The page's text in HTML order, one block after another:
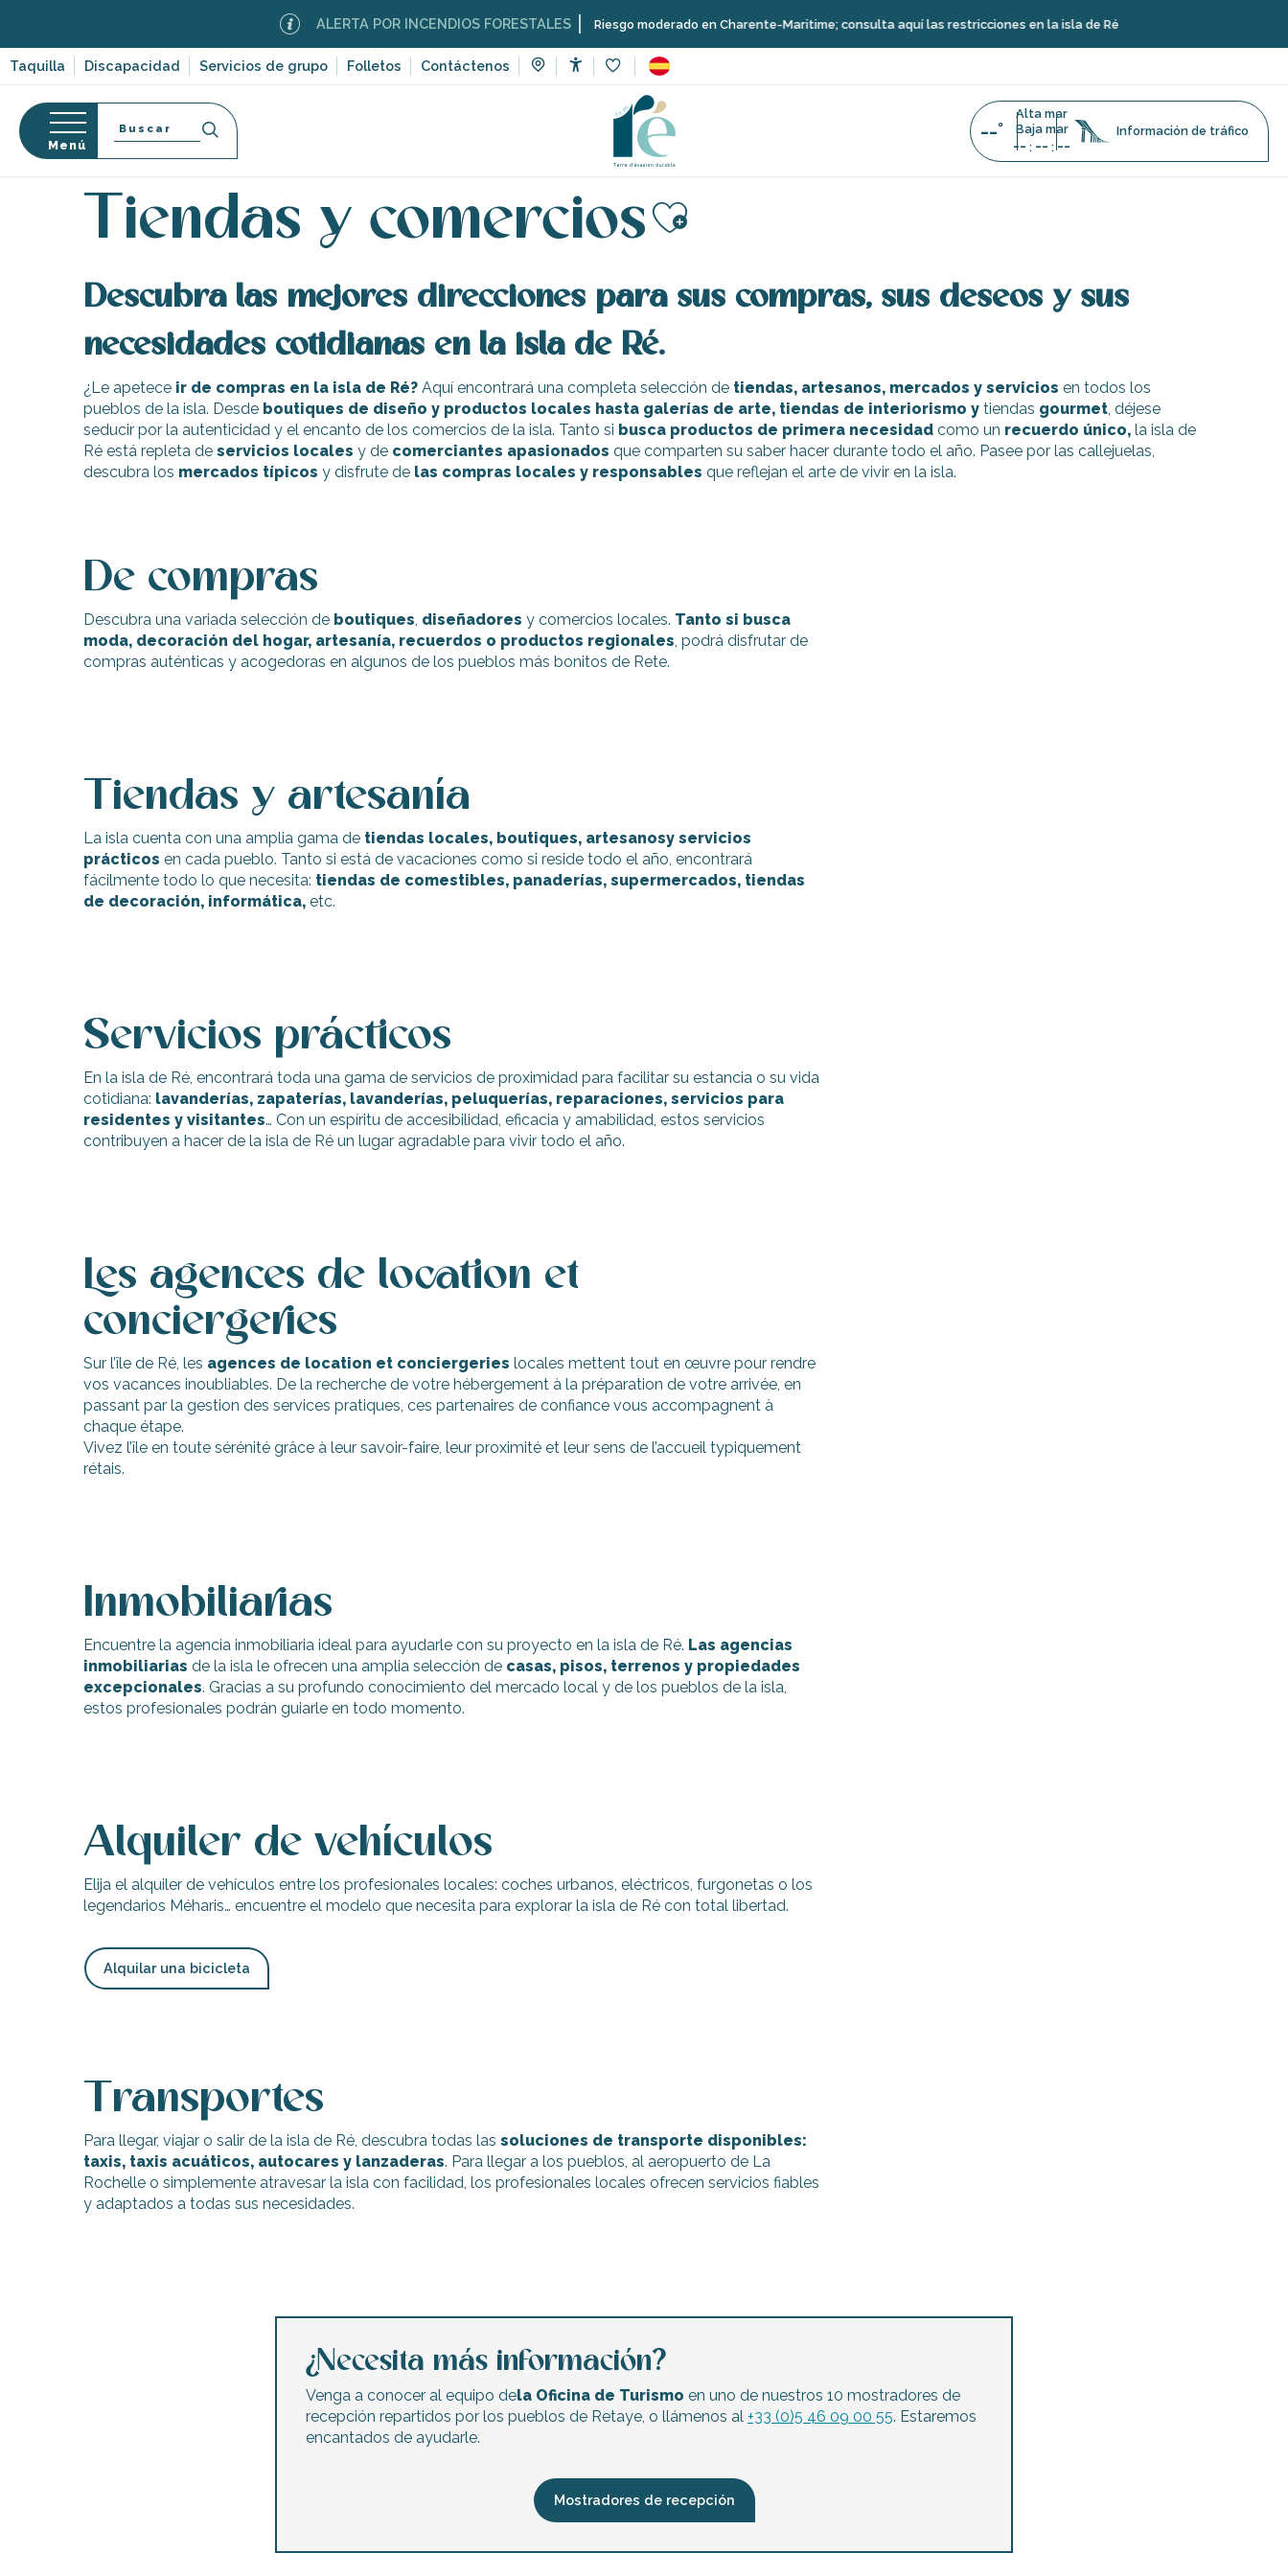
contenu
principal
Taquilla Discapacidad Servicios de grupo Folletos Contáctenos
ALERTA POR INCENDIOS FORESTALES Riesgo moderado en Charente-Maritime; consulta aquí las restricciones en la isla de Ré
sur-
Portes-en-Ré
Marie-de-Ré
Menú
Buscar --°
Alta mar
Baja mar
-- : -- : --
Información de tráfico
Página Web
Tiendas y comercios
Descubra las mejores direcciones para sus compras, sus deseos y sus
necesidades cotidianas en la isla de Ré.
¿Le apetece ir de compras en la isla de Ré? Aquí encontrará una completa selección de tiendas, artesanos, mercados y servicios en todos los
pueblos de la isla. Desde boutiques de diseño y productos locales hasta galerías de arte, tiendas de interiorismo y tiendas gourmet, déjese
seducir por la autenticidad y el encanto de los comercios de la isla. Tanto si busca productos de primera necesidad como un recuerdo único, la isla de
Ré está repleta de servicios locales y de comerciantes apasionados que comparten su saber hacer durante todo el año. Pasee por las callejuelas,
descubra los mercados típicos y disfrute de las compras locales y responsables que reflejan el arte de vivir en la isla.
De compras
Descubra una variada selección de boutiques, diseñadores y comercios locales. Tanto si busca
moda, decoración del hogar, artesanía, recuerdos o productos regionales, podrá disfrutar de
compras auténticas y acogedoras en algunos de los pueblos más bonitos de Rete.
Tiendas y artesanía
La isla cuenta con una amplia gama de tiendas locales, boutiques, artesanosy servicios
prácticos en cada pueblo. Tanto si está de vacaciones como si reside todo el año, encontrará
fácilmente todo lo que necesita: tiendas de comestibles, panaderías, supermercados, tiendas
de decoración, informática, etc.
Servicios prácticos
En la isla de Ré, encontrará toda una gama de servicios de proximidad para facilitar su estancia o su vida
cotidiana: lavanderías, zapaterías, lavanderías, peluquerías, reparaciones, servicios para
residentes y visitantes… Con un espíritu de accesibilidad, eficacia y amabilidad, estos servicios
contribuyen a hacer de la isla de Ré un lugar agradable para vivir todo el año.
Les agences de location et
conciergeries
Sur l’île de Ré, les agences de location et conciergeries locales mettent tout en œuvre pour rendre
vos vacances inoubliables. De la recherche de votre hébergement à la préparation de votre arrivée, en
passant par la gestion des services pratiques, ces partenaires de confiance vous accompagnent à
chaque étape.
Vivez l’île en toute sérénité grâce à leur savoir-faire, leur proximité et leur sens de l’accueil typiquement
rétais.
Inmobiliarias
Encuentre la agencia inmobiliaria ideal para ayudarle con su proyecto en la isla de Ré. Las agencias
inmobiliarias de la isla le ofrecen una amplia selección de casas, pisos, terrenos y propiedades
excepcionales. Gracias a su profundo conocimiento del mercado local y de los pueblos de la isla,
estos profesionales podrán guiarle en todo momento.
Alquiler de vehículos
Elija el alquiler de vehículos entre los profesionales locales: coches urbanos, eléctricos, furgonetas o los
legendarios Méharis… encuentre el modelo que necesita para explorar la isla de Ré con total libertad.
Alquilar una bicicleta
Transportes
Para llegar, viajar o salir de la isla de Ré, descubra todas las soluciones de transporte disponibles:
taxis, taxis acuáticos, autocares y lanzaderas. Para llegar a los pueblos, al aeropuerto de La
Rochelle o simplemente atravesar la isla con facilidad, los profesionales locales ofrecen servicios fiables
y adaptados a todas sus necesidades.
¿Necesita más información?
Venga a conocer al equipo dela Oficina de Turismo en uno de nuestros 10 mostradores de
recepción repartidos por los pueblos de Retaye, o llámenos al +33 (0)5 46 09 00 55. Estaremos
encantados de ayudarle.
Mostradores de recepción